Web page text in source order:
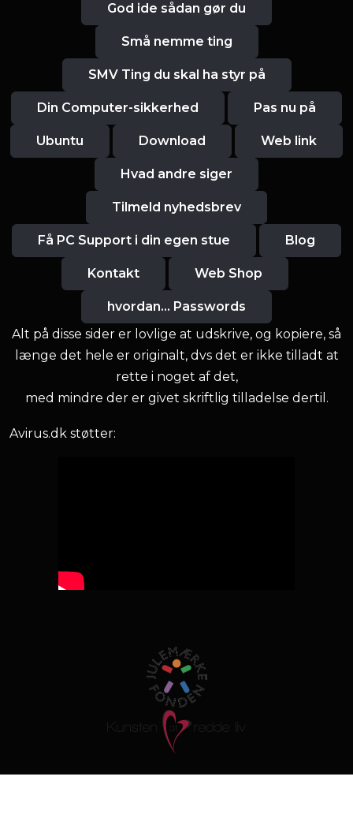
God ide sådan gør du
Små nemme ting
SMV Ting du skal ha styr på
Din Computer-sikkerhed Pas nu på
Ubuntu Download Web link
Hvad andre siger
Tilmeld nyhedsbrev
Få PC Support i din egen stue Blog
Kontakt Web Shop
hvordan... Passwords
Alt på disse sider er lovlige at udskrive, og kopiere, så
længe det hele er originalt, dvs det er ikke tilladt at
rette i noget af det,
med mindre der er givet skriftlig tilladelse dertil.
Avirus.dk støtter: